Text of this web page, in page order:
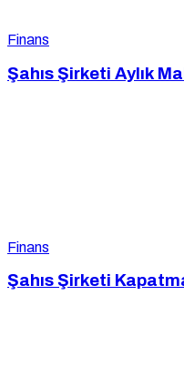
Finans
Şahıs Şirketi Aylık
Finans
Şahıs Şirketi